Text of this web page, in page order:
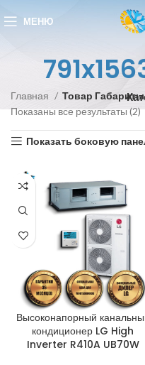
МЕНЮ
Главная Товар Габариты
Показаны все результаты (2)
Показать боковую
Высоконапорный
кондиционер LG High
Inverter R410A UB70W